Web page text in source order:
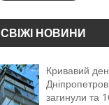
СВІЖІ НОВИНИ
Кривавий
загинули та